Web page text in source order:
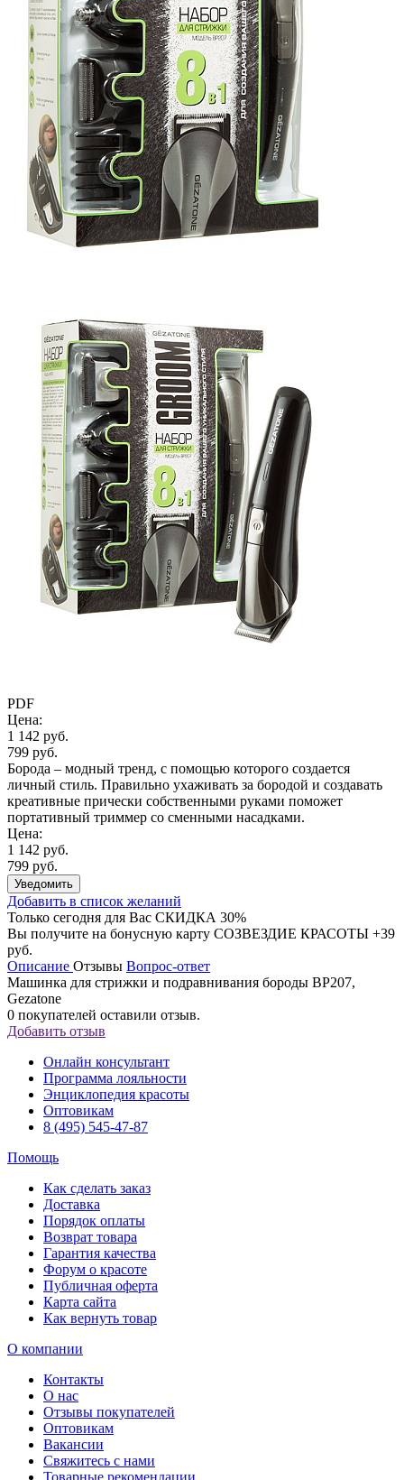
PDF
Цена:
1 142 руб.
799 руб.
Борода – модный тренд, с помощью которого создается
личный стиль. Правильно ухаживать за бородой и создавать
креативные прически собственными руками поможет
портативный триммер со сменными насадками.
Цена:
1 142 руб.
799 руб.
Уведомить
Добавить в список желаний
Только сегодня для Вас СКИДКА 30%
Вы получите на бонусную карту СОЗВЕЗДИЕ КРАСОТЫ +39
руб.
Описание Отзывы Вопрос-ответ
Машинка для стрижки и подравнивания бороды BP207,
Gezatone
0 покупателей оставили отзыв.
Добавить отзыв
Онлайн консультант
Программа лояльности
Энциклопедия красоты
Оптовикам
8 (495) 545-47-87
Помощь
Как сделать заказ
Доставка
Порядок оплаты
Возврат товара
Гарантия качества
Форум о красоте
Публичная оферта
Карта сайта
Как вернуть товар
О компании
Контакты
О нас
Отзывы покупателей
Оптовикам
Вакансии
Свяжитесь с нами
Товарные рекомендации